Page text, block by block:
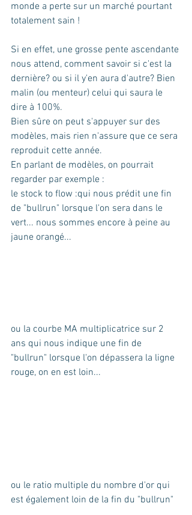
monde a perte sur un marché pourtant
totalement sain !
Si en effet, une grosse pente ascendante
nous attend, comment savoir si c'est la
dernière? ou si il y'en aura d'autre? Bien
malin (ou menteur) celui qui saura le
dire à 100%.
Bien sûre on peut s'appuyer sur des
modèles, mais rien n'assure que ce sera
reproduit cette année.
En parlant de modèles, on pourrait
regarder par exemple :
le stock to flow :qui nous prédit une fin
de "bullrun" lorsque l'on sera dans le
vert... nous sommes encore à peine au
jaune orangé...
ou la courbe MA multiplicatrice sur 2
ans qui nous indique une fin de
"bullrun" lorsque l'on dépassera la ligne
rouge, on en est loin...
ou le ratio multiple du nombre d'or qui
est également loin de la fin du "bullrun"